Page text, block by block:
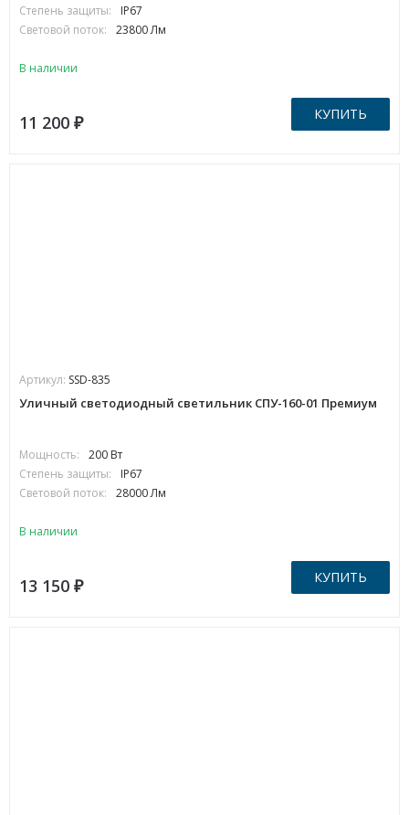
Степень защиты:
IP67
Световой поток:
23800 Лм
В наличии
11 200 ₽ КУПИТЬ
Артикул: SSD-835
Уличный светодиодный светильник СПУ-160-01 Премиум
Мощность:
200 Вт
Степень защиты:
IP67
Световой поток:
28000 Лм
В наличии
13 150 ₽ КУПИТЬ